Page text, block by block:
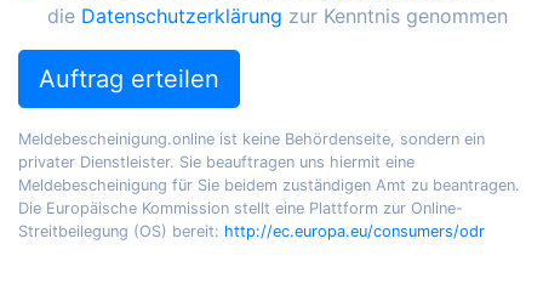
die Datenschutzerklärung zur Kenntnis genommen
Auftrag erteilen
Meldebescheinigung.online ist keine Behördenseite, sondern ein
privater Dienstleister. Sie beauftragen uns hiermit eine
Meldebescheinigung für Sie beidem zuständigen Amt zu beantragen.
Die Europäische Kommission stellt eine Plattform zur Online-
Streitbeilegung (OS) bereit: http://ec.europa.eu/consumers/odr